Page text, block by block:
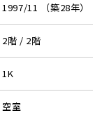
1997/11 （築28年）
2階 / 2階
1K
空室